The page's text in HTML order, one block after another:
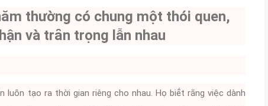
thường có chung một thói quen,
và trȃn trọng lẫn nhau
luȏn tạo ra thời gian riêng cho nhau. Họ biḗt rằng việc dành